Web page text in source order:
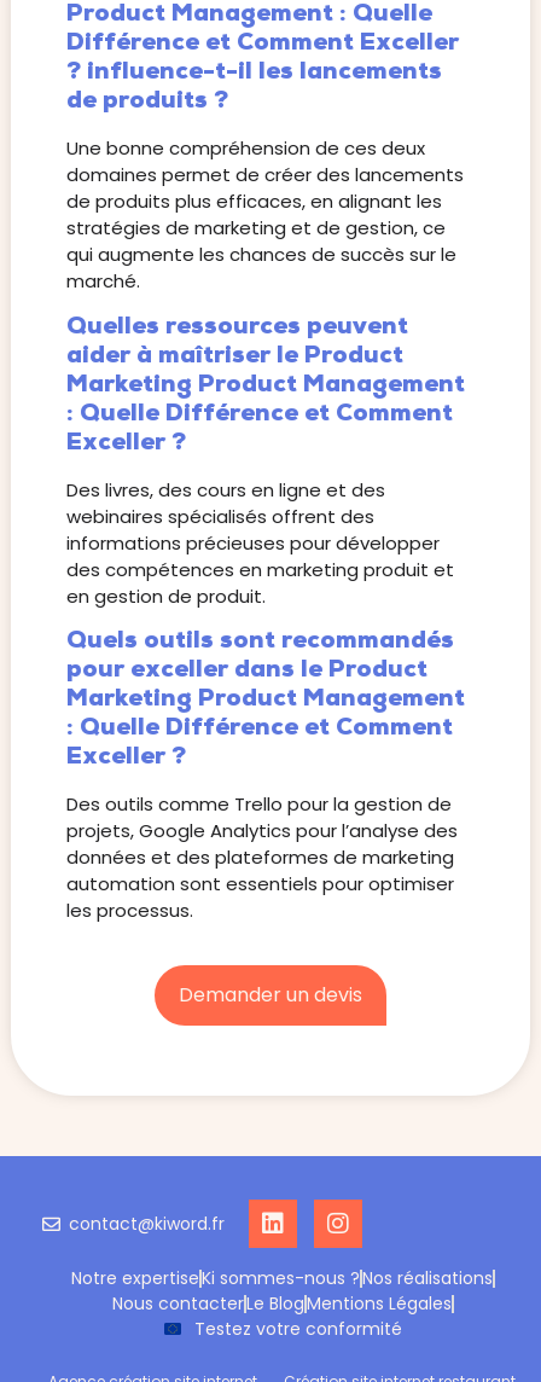
Product Management : Quelle
Différence et Comment Exceller
? influence-t-il les lancements
de produits ?
Une bonne compréhension de ces deux
domaines permet de créer des lancements
de produits plus efficaces, en alignant les
stratégies de marketing et de gestion, ce
qui augmente les chances de succès sur le
marché.
Quelles ressources peuvent
aider à maîtriser le Product
Marketing Product Management
: Quelle Différence et Comment
Exceller ?
Des livres, des cours en ligne et des
webinaires spécialisés offrent des
informations précieuses pour développer
des compétences en marketing produit et
en gestion de produit.
Quels outils sont recommandés
pour exceller dans le Product
Marketing Product Management
: Quelle Différence et Comment
Exceller ?
Des outils comme Trello pour la gestion de
projets, Google Analytics pour l’analyse des
données et des plateformes de marketing
automation sont essentiels pour optimiser
les processus.
Demander un devis
contact@kiword.fr
Notre expertiseKi sommes-nous ?Nos réalisations
Nous contacterLe BlogMentions Légales
Testez votre conformité